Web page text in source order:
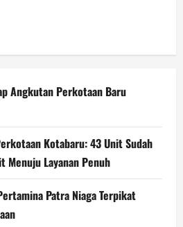
Angkutan Perkotaan Baru
Kotabaru: 43 Unit Sudah
Layanan Penuh
Patra Niaga Terpikat